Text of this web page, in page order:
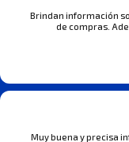
Brindan información
de compras.
Muy buena y precisa